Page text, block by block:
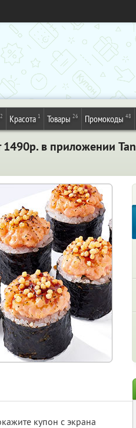
Красота 1 Товары 26 Промокоды 48
в приложении
купон с экрана